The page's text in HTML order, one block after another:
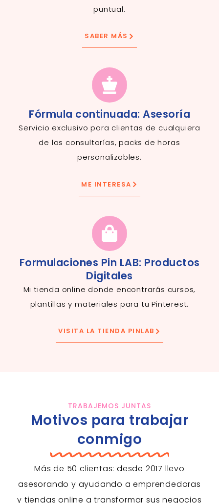
puntual.
SABER MÁS
Fórmula continuada: Asesoría
Servicio exclusivo para clientas de cualquiera
de las consultorías, packs de horas
personalizables.
ME INTERESA
Formulaciones Pin LAB: Productos
Digitales
Mi tienda online donde encontrarás cursos,
plantillas y materiales para tu Pinterest.
VISITA LA TIENDA PINLAB
TRABAJEMOS JUNTAS
Motivos para trabajar
conmigo
Más de 50 clientas: desde 2017 llevo
asesorando y ayudando a emprendedoras
y tiendas online a transformar sus negocios